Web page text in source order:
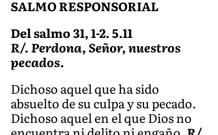
SALMO RESPONSORIAL
Del salmo 31, 1-2. 5.11
R/. Perdona, Señor, nuestros
pecados.
Dichoso aquel que ha sido
absuelto de su culpa y su pecado.
Dichoso aquel en el que Dios no